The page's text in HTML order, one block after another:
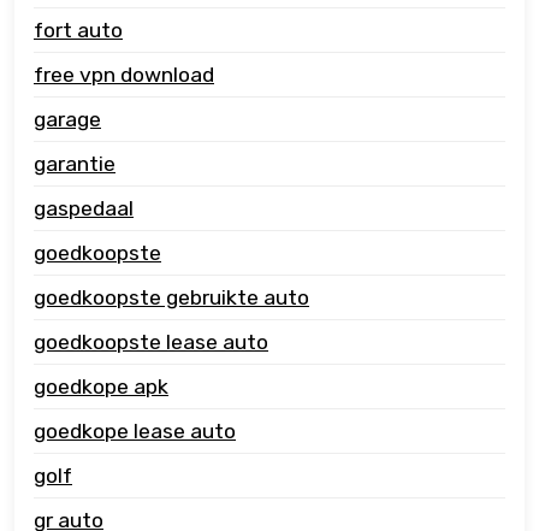
fort auto
free vpn download
garage
garantie
gaspedaal
goedkoopste
goedkoopste gebruikte auto
goedkoopste lease auto
goedkope apk
goedkope lease auto
golf
gr auto